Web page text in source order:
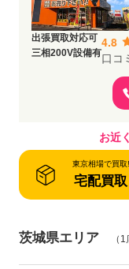
出張買取対応可
三相200V設備有
4.8
口コ
お近
東京相場で買取!
宅配買取
茨城県エリア （